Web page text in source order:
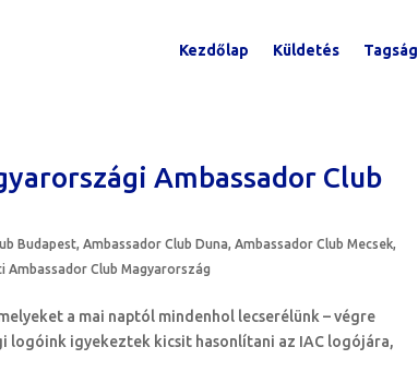
Kezdőlap Küldetés Tagság
Ambassador Club
Budapest,Ambassador Club Duna,Ambassador Club Mecsek,
Ambassador Club Magyarország
a mai naptól mindenhol lecserélünk – végre
logóink igyekeztek kicsit hasonlítani az IAC logójára,